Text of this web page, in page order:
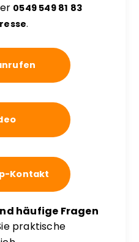
0549 549 81 83
.
Kontakt
häufige Fragen
praktische